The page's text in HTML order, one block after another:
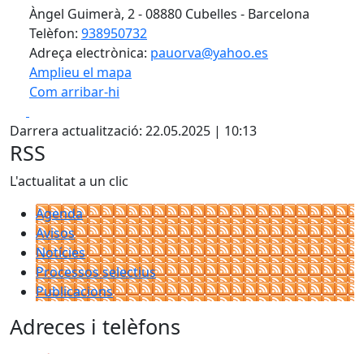
Àngel Guimerà, 2 - 08880 Cubelles - Barcelona
Telèfon: 938950732
Adreça electrònica: pauorva@yahoo.es
Amplieu el mapa
Com arribar-hi
+
−
Darrera actualització: 22.05.2025 | 10:13
RSS
L'actualitat a un clic
Agenda
Avisos
Notícies
Processos selectius
Publicacions
Adreces i telèfons